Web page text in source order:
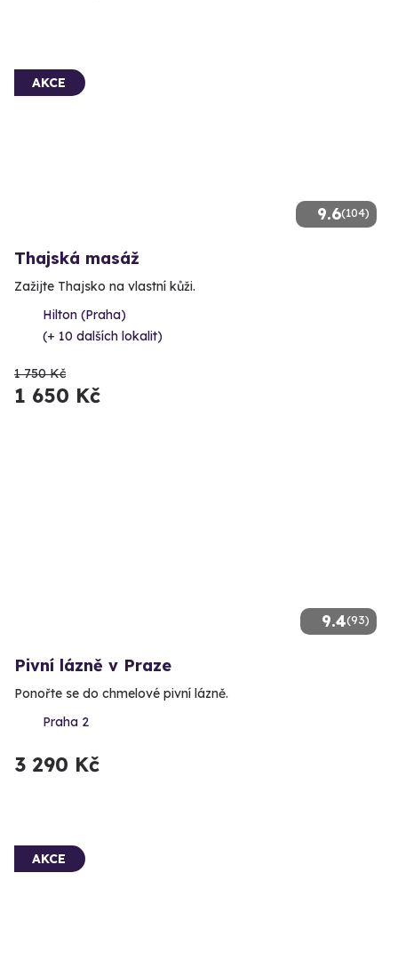
9.6(104)
AKCE
Thajská masáž
Zažijte Thajsko na vlastní kůži.
Hilton (Praha)
(+ 10 dalších lokalit)
1 750 Kč
1 650 Kč
9.4(93)
Pivní lázně v Praze
Ponořte se do chmelové pivní lázně.
Praha 2
3 290 Kč
AKCE